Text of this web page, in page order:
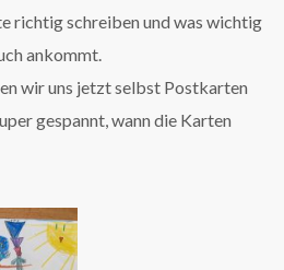
richtig schreiben und was wichtig
ankommt.
wir uns jetzt selbst Postkarten
gespannt, wann die Karten